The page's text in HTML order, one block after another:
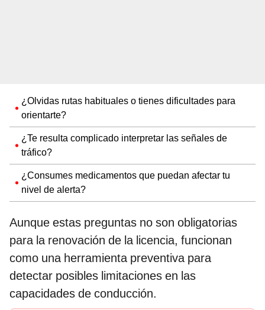
¿Olvidas rutas habituales o tienes dificultades para
orientarte?
¿Te resulta complicado interpretar las señales de
tráfico?
¿Consumes medicamentos que puedan afectar tu
nivel de alerta?
Aunque estas preguntas no son obligatorias
para la renovación de la licencia, funcionan
como una herramienta preventiva para
detectar posibles limitaciones en las
capacidades de conducción.